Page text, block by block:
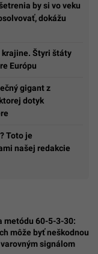
by si vo veku
dokážu
krajine. Štyri štáty
Európu
gigant z
dotyk
Toto je
našej redakcie
metódu 60-5-3-30:
môže byť neškodnou
signálom